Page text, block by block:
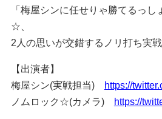
「梅屋シンに任せりゃ勝てるっし
☆、
2人の思いが交錯するノリ打ち実
【出演者】
梅屋シン(実戦担当) https://
ノムロック☆(カメラ) https://